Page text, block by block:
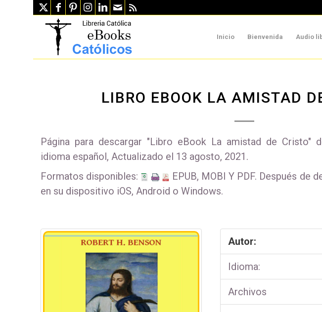
Inicio Bienvenida Audio
LIBRO EBOOK LA AMISTAD
Página para descargar "Libro eBook La amistad de Cristo"
idioma español, Actualizado el 13 agosto, 2021.
Formatos disponibles:
EPUB, MOBI Y PDF. Después de
en su dispositivo iOS, Android o Windows.
Autor:
Idioma:
Archivos